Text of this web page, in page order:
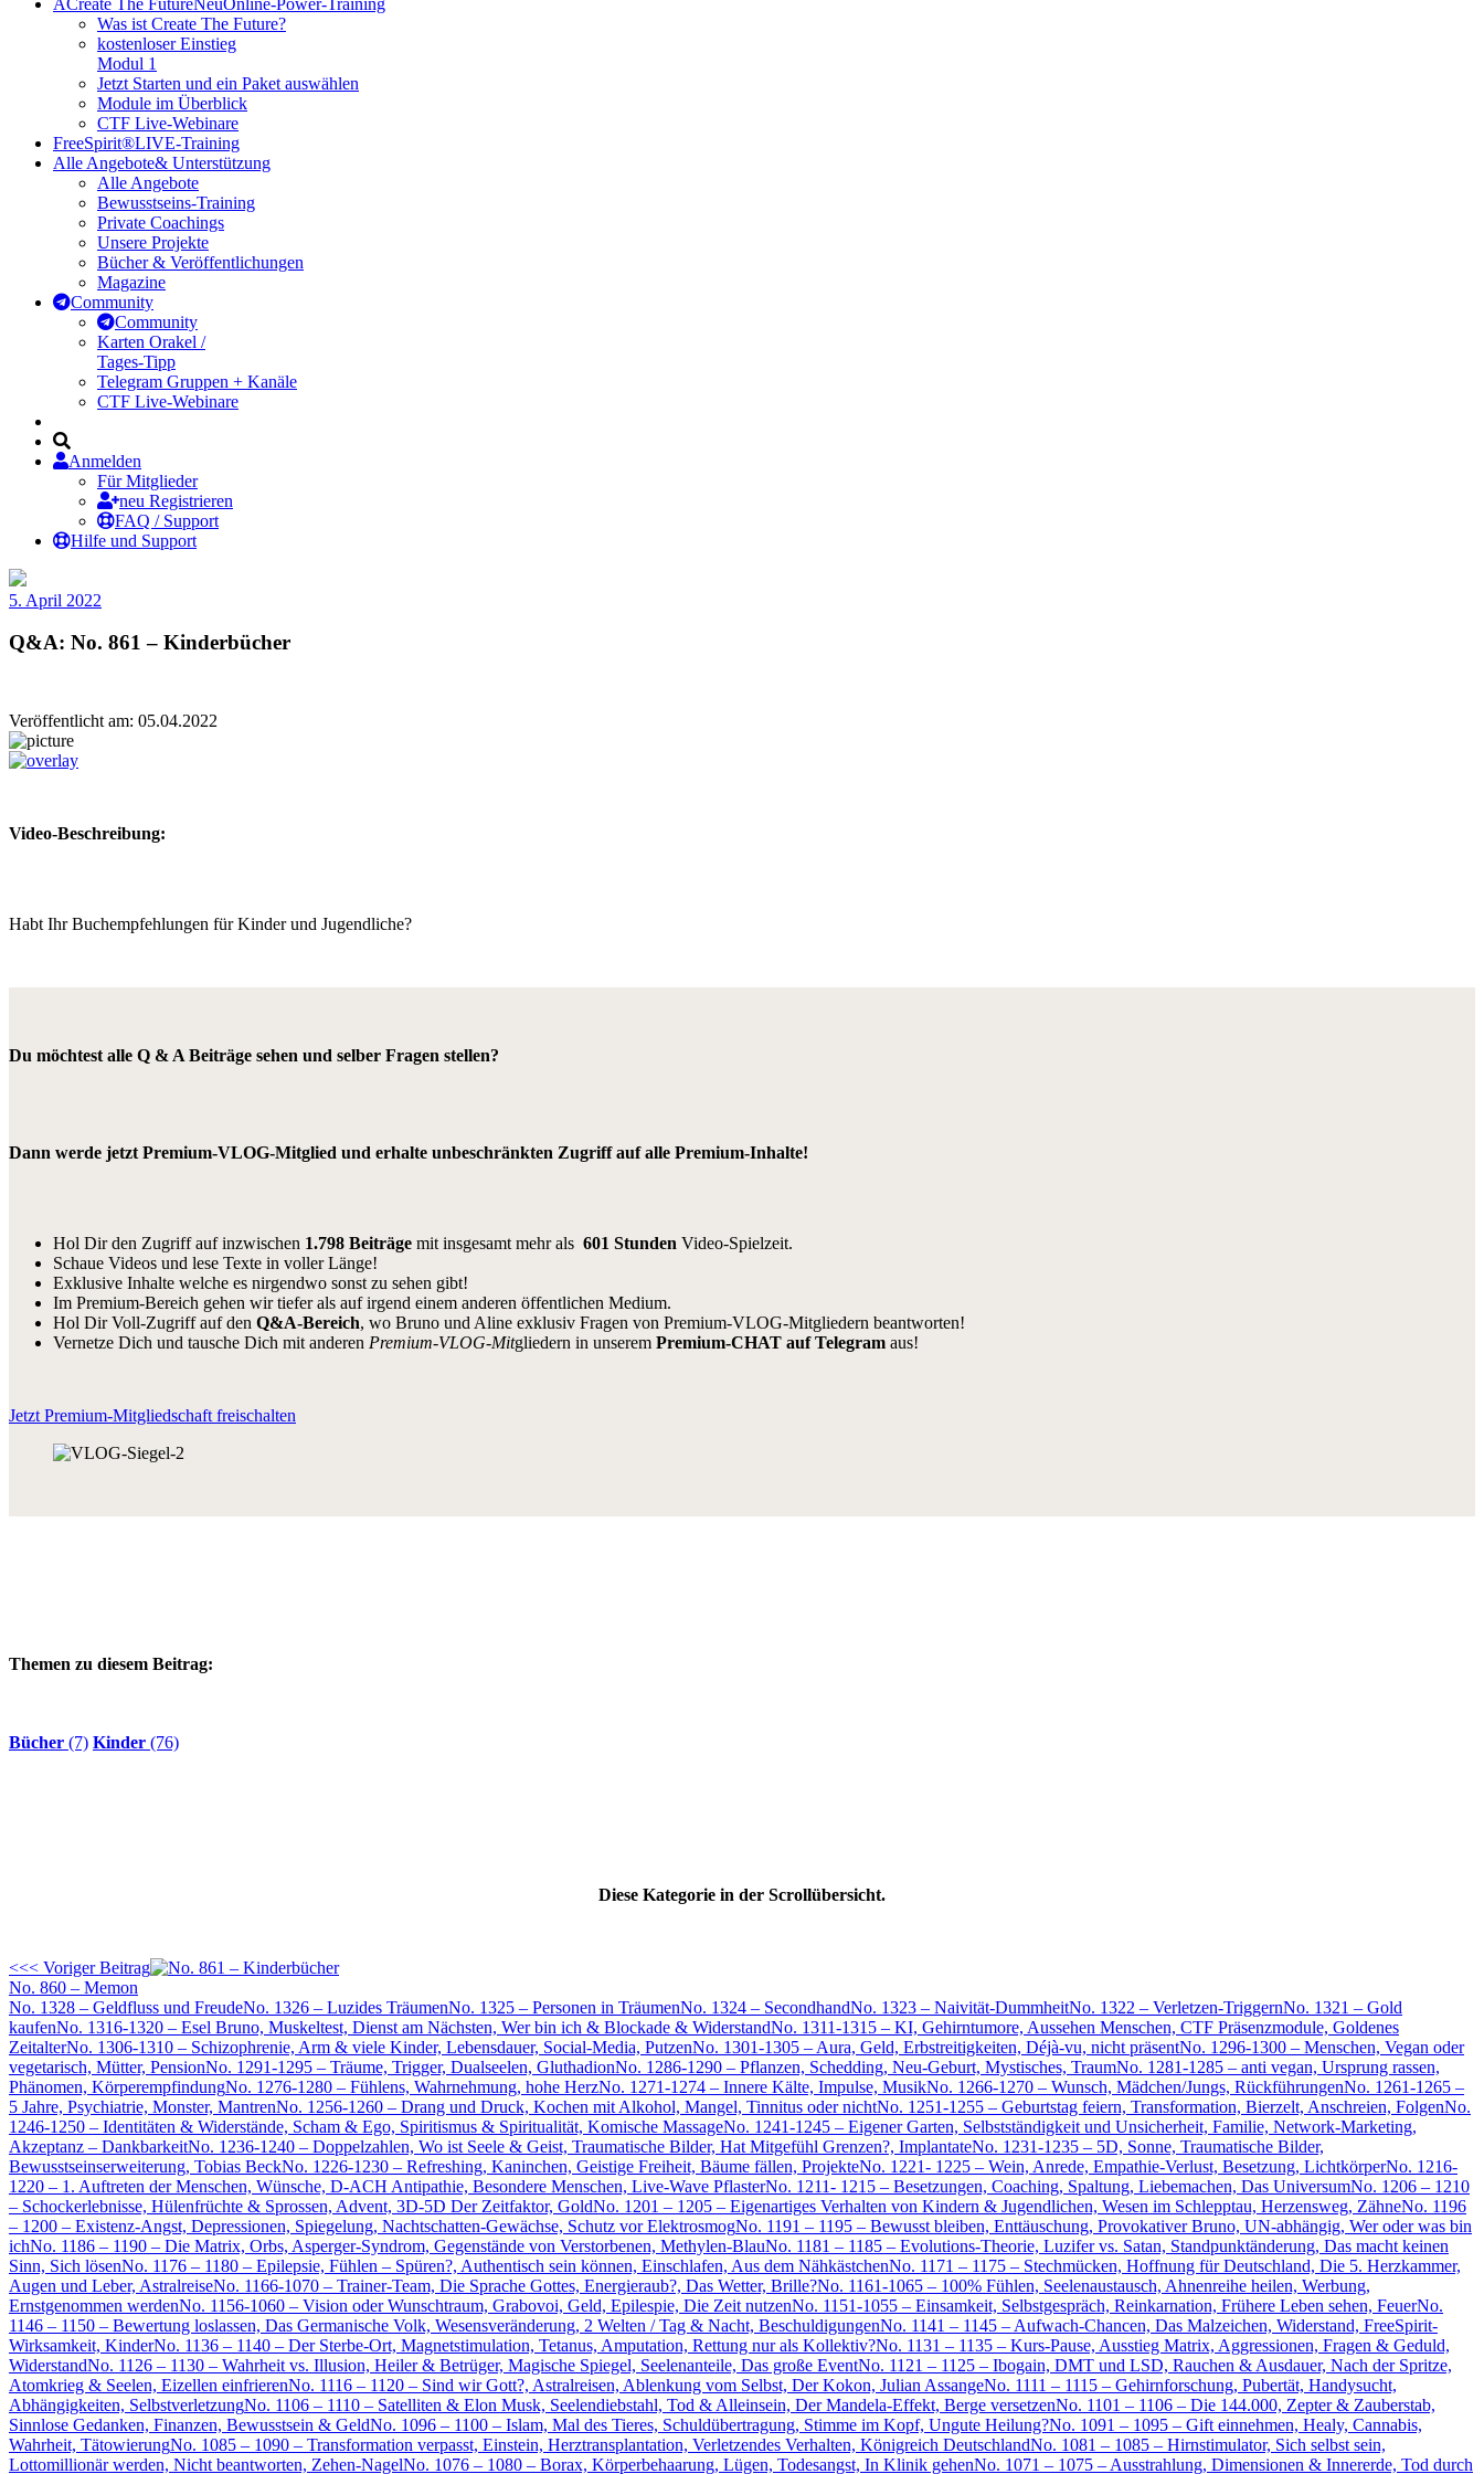
Was ist Create The Future?
kostenloser Einstieg
Modul 1
Jetzt Starten und ein Paket auswählen
Module im Überblick
CTF Live-Webinare
FreeSpirit®LIVE-Training
Alle Angebote& Unterstützung
Alle Angebote
Bewusstseins-Training
Private Coachings
Unsere Projekte
Bücher & Veröffentlichungen
Magazine
Community
Community
Karten Orakel /
Tages-Tipp
Telegram Gruppen + Kanäle
CTF Live-Webinare
Anmelden
Für Mitglieder
neu Registrieren
FAQ / Support
Hilfe und Support
5. April 2022
Q&A: No. 861 – Kinderbücher
Veröffentlicht am: 05.04.2022
Video-Beschreibung:
Habt Ihr Buchempfehlungen für Kinder und Jugendliche?
Du möchtest alle Q & A Beiträge sehen und selber Fragen stellen?
Dann werde jetzt Premium-VLOG-Mitglied und erhalte unbeschränkten Zugriff auf alle Premium-Inhalte!
Hol Dir den Zugriff auf inzwischen 1.798 Beiträge mit insgesamt mehr als 601 Stunden Video-Spielzeit.
Schaue Videos und lese Texte in voller Länge!
Exklusive Inhalte welche es nirgendwo sonst zu sehen gibt!
Im Premium-Bereich gehen wir tiefer als auf irgend einem anderen öffentlichen Medium.
Hol Dir Voll-Zugriff auf den Q&A-Bereich, wo Bruno und Aline exklusiv Fragen von Premium-VLOG-Mitgliedern beantworten!
Vernetze Dich und tausche Dich mit anderen Premium-VLOG-Mitgliedern in unserem Premium-CHAT auf Telegram aus!
Jetzt Premium-Mitgliedschaft freischalten
Themen zu diesem Beitrag:
Bücher (7) Kinder (76)
Diese Kategorie in der Scrollübersicht.
<<< Voriger Beitrag
No. 860 – Memon
No. 1328 – Geldfluss und FreudeNo. 1326 – Luzides TräumenNo. 1325 – Personen in TräumenNo. 1324 – SecondhandNo. 1323 – Naivität-DummheitNo. 1322 – Verletzen-TriggernNo. 1321 – Gold
kaufenNo. 1316-1320 – Esel Bruno, Muskeltest, Dienst am Nächsten, Wer bin ich & Blockade & WiderstandNo. 1311-1315 – KI, Gehirntumore, Aussehen Menschen, CTF Präsenzmodule, Goldenes
ZeitalterNo. 1306-1310 – Schizophrenie, Arm & viele Kinder, Lebensdauer, Social-Media, PutzenNo. 1301-1305 – Aura, Geld, Erbstreitigkeiten, Déjà-vu, nicht präsentNo. 1296-1300 – Menschen, Vegan oder
vegetarisch, Mütter, PensionNo. 1291-1295 – Träume, Trigger, Dualseelen, GluthadionNo. 1286-1290 – Pflanzen, Schedding, Neu-Geburt, Mystisches, TraumNo. 1281-1285 – anti vegan, Ursprung rassen,
Phänomen, KörperempfindungNo. 1276-1280 – Fühlens, Wahrnehmung, hohe HerzNo. 1271-1274 – Innere Kälte, Impulse, MusikNo. 1266-1270 – Wunsch, Mädchen/Jungs, RückführungenNo. 1261-1265 –
5 Jahre, Psychiatrie, Monster, MantrenNo. 1256-1260 – Drang und Druck, Kochen mit Alkohol, Mangel, Tinnitus oder nichtNo. 1251-1255 – Geburtstag feiern, Transformation, Bierzelt, Anschreien, FolgenNo.
1246-1250 – Identitäten & Widerstände, Scham & Ego, Spiritismus & Spiritualität, Komische MassageNo. 1241-1245 – Eigener Garten, Selbstständigkeit und Unsicherheit, Familie, Network-Marketing,
Akzeptanz – DankbarkeitNo. 1236-1240 – Doppelzahlen, Wo ist Seele & Geist, Traumatische Bilder, Hat Mitgefühl Grenzen?, ImplantateNo. 1231-1235 – 5D, Sonne, Traumatische Bilder,
Bewusstseinserweiterung, Tobias BeckNo. 1226-1230 – Refreshing, Kaninchen, Geistige Freiheit, Bäume fällen, ProjekteNo. 1221- 1225 – Wein, Anrede, Empathie-Verlust, Besetzung, LichtkörperNo. 1216-
1220 – 1. Auftreten der Menschen, Wünsche, D-ACH Antipathie, Besondere Menschen, Live-Wave PflasterNo. 1211- 1215 – Besetzungen, Coaching, Spaltung, Liebemachen, Das UniversumNo. 1206 – 1210
– Schockerlebnisse, Hülenfrüchte & Sprossen, Advent, 3D-5D Der Zeitfaktor, GoldNo. 1201 – 1205 – Eigenartiges Verhalten von Kindern & Jugendlichen, Wesen im Schlepptau, Herzensweg, ZähneNo. 1196
– 1200 – Existenz-Angst, Depressionen, Spiegelung, Nachtschatten-Gewächse, Schutz vor ElektrosmogNo. 1191 – 1195 – Bewusst bleiben, Enttäuschung, Provokativer Bruno, UN-abhängig, Wer oder was bin
ichNo. 1186 – 1190 – Die Matrix, Orbs, Asperger-Syndrom, Gegenstände von Verstorbenen, Methylen-BlauNo. 1181 – 1185 – Evolutions-Theorie, Luzifer vs. Satan, Standpunktänderung, Das macht keinen
Sinn, Sich lösenNo. 1176 – 1180 – Epilepsie, Fühlen – Spüren?, Authentisch sein können, Einschlafen, Aus dem NähkästchenNo. 1171 – 1175 – Stechmücken, Hoffnung für Deutschland, Die 5. Herzkammer,
Augen und Leber, AstralreiseNo. 1166-1070 – Trainer-Team, Die Sprache Gottes, Energieraub?, Das Wetter, Brille?No. 1161-1065 – 100% Fühlen, Seelenaustausch, Ahnenreihe heilen, Werbung,
Ernstgenommen werdenNo. 1156-1060 – Vision oder Wunschtraum, Grabovoi, Geld, Epilespie, Die Zeit nutzenNo. 1151-1055 – Einsamkeit, Selbstgespräch, Reinkarnation, Frühere Leben sehen, FeuerNo.
1146 – 1150 – Bewertung loslassen, Das Germanische Volk, Wesensveränderung, 2 Welten / Tag & Nacht, BeschuldigungenNo. 1141 – 1145 – Aufwach-Chancen, Das Malzeichen, Widerstand, FreeSpirit-
Wirksamkeit, KinderNo. 1136 – 1140 – Der Sterbe-Ort, Magnetstimulation, Tetanus, Amputation, Rettung nur als Kollektiv?No. 1131 – 1135 – Kurs-Pause, Ausstieg Matrix, Aggressionen, Fragen & Geduld,
WiderstandNo. 1126 – 1130 – Wahrheit vs. Illusion, Heiler & Betrüger, Magische Spiegel, Seelenanteile, Das große EventNo. 1121 – 1125 – Ibogain, DMT und LSD, Rauchen & Ausdauer, Nach der Spritze,
Atomkrieg & Seelen, Eizellen einfrierenNo. 1116 – 1120 – Sind wir Gott?, Astralreisen, Ablenkung vom Selbst, Der Kokon, Julian AssangeNo. 1111 – 1115 – Gehirnforschung, Pubertät, Handysucht,
Abhängigkeiten, SelbstverletzungNo. 1106 – 1110 – Satelliten & Elon Musk, Seelendiebstahl, Tod & Alleinsein, Der Mandela-Effekt, Berge versetzenNo. 1101 – 1106 – Die 144.000, Zepter & Zauberstab,
Sinnlose Gedanken, Finanzen, Bewusstsein & GeldNo. 1096 – 1100 – Islam, Mal des Tieres, Schuldübertragung, Stimme im Kopf, Ungute Heilung?No. 1091 – 1095 – Gift einnehmen, Healy, Cannabis,
Wahrheit, TätowierungNo. 1085 – 1090 – Transformation verpasst, Einstein, Herztransplantation, Verletzendes Verhalten, Königreich DeutschlandNo. 1081 – 1085 – Hirnstimulator, Sich selbst sein,
Lottomillionär werden, Nicht beantworten, Zehen-NagelNo. 1076 – 1080 – Borax, Körperbehaarung, Lügen, Todesangst, In Klinik gehenNo. 1071 – 1075 – Ausstrahlung, Dimensionen & Innererde, Tod durch